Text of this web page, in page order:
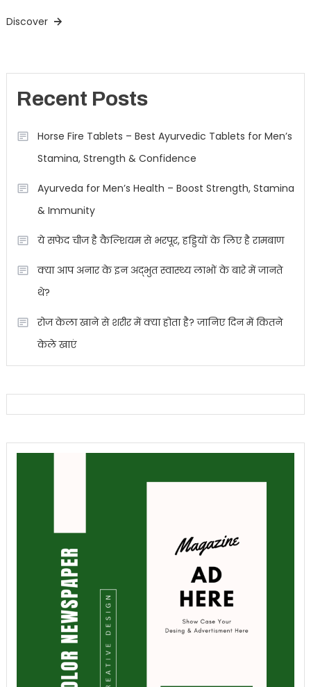
Discover
Recent Posts
Horse Fire Tablets – Best Ayurvedic Tablets for Men’s
Stamina, Strength & Confidence
Ayurveda for Men’s Health – Boost Strength, Stamina
& Immunity
ये सफेद चीज है कैल्शियम से भरपूर, हड्डियों के लिए है रामबाण
क्या आप अनार के इन अद्भुत स्वास्थ्य लाभों के बारे में जानते
थे?
रोज केला खाने से शरीर में क्या होता है? जानिए दिन में कितने
केले खाएं